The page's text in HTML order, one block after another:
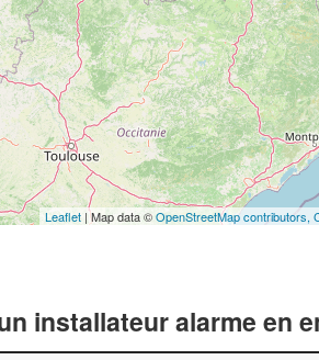
Leaflet | Map data ©OpenStreetMap contributors,
installateur alarme en